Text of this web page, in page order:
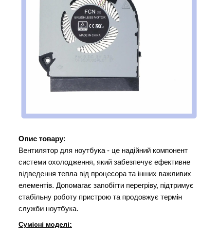
Опис товару:
Вентилятор для ноутбука - це надійний компонент
системи охолодження, який забезпечує ефективне
відведення тепла від процесора та інших важливих
елементів. Допомагає запобігти перегріву, підтримує
стабільну роботу пристрою та продовжує термін
служби ноутбука.
Сумісні моделі: